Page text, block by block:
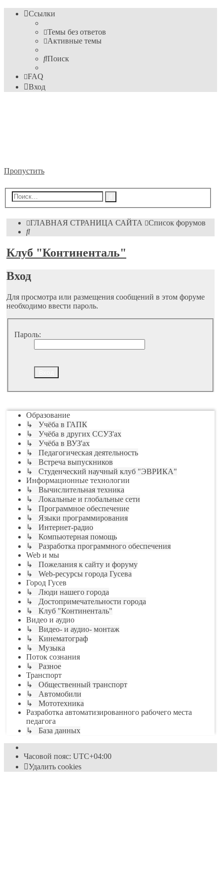
Ссылки
Темы без ответов
Активные темы
Поиск
FAQ
Вход
Пропустить
ГЛАВНАЯ СТРАНИЦА САЙТА
Список форумов
Поиск
Клуб "Континенталь"
Вход
Для просмотра или размещения сообщений в этом форуме
необходимо ввести пароль.
Пароль:
Образование
↳ Учёба в ГАПК
↳ Учёба в других ССУЗ'ах
↳ Учёба в ВУЗ'ах
↳ Педагогическая деятельность
↳ Встреча выпускников
↳ Студенческий научный клуб "ЭВРИКА"
Информационные технологии
↳ Вычислительная техника
↳ Локальные и глобальные сети
↳ Программное обеспечение
↳ Языки программирования
↳ Интернет-радио
↳ Компьютерная помощь
↳ Разработка программного обеспечения
Web и мы
↳ Пожелания к сайту и форуму
↳ Web-ресурсы города Гусева
Город Гусев
↳ Люди нашего города
↳ Достопримечательности города
↳ Клуб "Континенталь"
Видео и аудио
↳ Видео- и аудио- монтаж
↳ Кинематограф
↳ Музыка
Поток сознания
↳ Разное
Транспорт
↳ Общественный транспорт
↳ Автомобили
↳ Мототехника
Разработка автоматизированного рабочего места
педагога
↳ База данных
Часовой пояс: UTC+04:00
Удалить cookies